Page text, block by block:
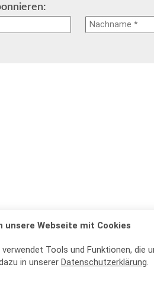
unsere Webseite mit Cookies
Tools und Funktionen, die
in unserer Datenschutzerklärung.